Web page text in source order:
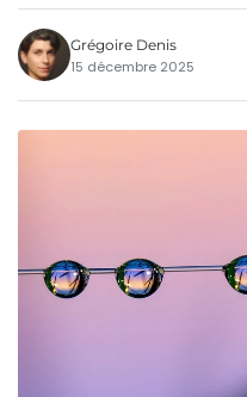
Grégoire Denis
15 décembre 2025